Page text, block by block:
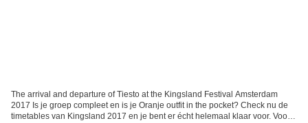
The arrival and departure of Tiesto at the Kingsland Festival Amsterdam
2017 Is je groep compleet en is je Oranje outfit in the pocket? Check nu de
timetables van Kingsland 2017 en je bent er écht helemaal klaar voor. Voor